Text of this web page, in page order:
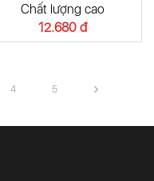
Chất lượng cao
12.680 đ
4 5